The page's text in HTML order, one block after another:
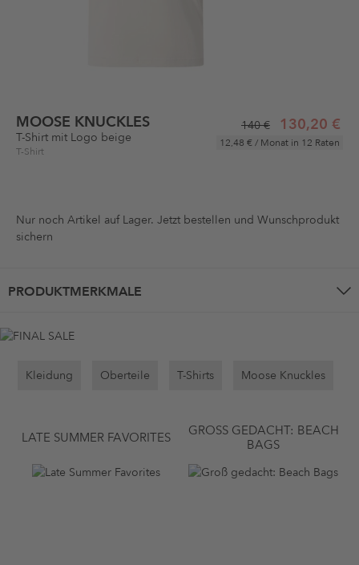
MOOSE KNUCKLES
T-Shirt mit Logo beige
T-Shirt
140 € 130,20 €
12,48 € / Monat in 12 Raten
Nur noch Artikel auf Lager. Jetzt bestellen und Wunschprodukt
sichern
PRODUKTMERKMALE
Kleidung Oberteile T-Shirts Moose Knuckles
LATE SUMMER FAVORITES
GROSS GEDACHT: BEACH B
AGS